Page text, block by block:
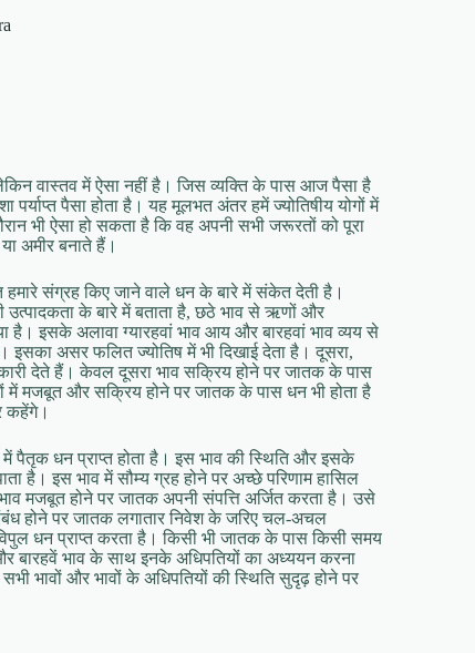
वास्‍तव में ऐसा नहीं है। जिस व्‍यक्ति के पास आज पैसा है
पैसा होता है। यह मूलभत अंतर हमें ज्‍योतिषीय योगों में
भी ऐसा हो सकता है कि वह अपनी सभी जरूरतों को पूरा
अमीर बनाते हैं।
संग्रह किए जाने वाले धन के बारे में संकेत देती है।
उत्‍पादकता के बारे में बताता है, छठे भाव से ऋणों और
है। इसके अलावा ग्‍यारहवां भाव आय और बारहवां भाव व्‍यय से
इसका असर फलित ज्‍योतिष में भी दिखाई देता है। दूसरा,
देते हैं। केवल दूसरा भाव सक्रिय होने पर जातक के पास
में मजबूत और सक्रिय होने पर जातक के पास धन भी होता है
कहेंगे।
पैतृक धन प्राप्‍त होता है। इस भाव की स्थिति और इसके
है। इस भाव में सौम्‍य ग्रह होने पर अच्‍छे परिणाम हासिल
मजबूत होने पर जातक अपनी संपत्ति अर्जित करता है। उसे
होने पर जातक लगातार निवेश के जरिए चल-अचल
धन प्राप्‍त करता है। किसी भी जातक के पास किसी समय
बारहवें भाव के साथ इनके अधिपतियों का अध्‍ययन करना
भावों और भावों के अधिपतियों की स्थिति सुदृढ़ होने पर